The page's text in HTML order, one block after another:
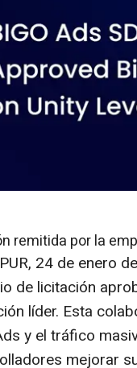
remitida por la
, 24 de enero
de licitación
líder. Esta
y el tráfico
mejorar